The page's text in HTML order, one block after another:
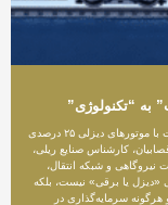
به “تکنولوژی”
روی کاغذ، لکوموتیو برقی با راندمان ۸۵ درصدی، برنده مطلق رقابت با موتورهای دیزلی ۲۵ درصدی
کارشناس صنایع ریلی،
نیروگاهی و شبکه انتقال،
یا برقی» نیست، بلکه
از برق کرده و هرگونه سرمایه‌گذاری در